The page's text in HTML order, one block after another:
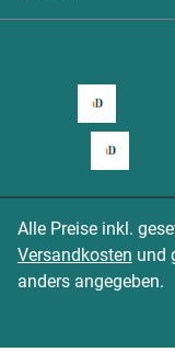
Alle Preise inkl.
Versandkosten und
anders angegeben.